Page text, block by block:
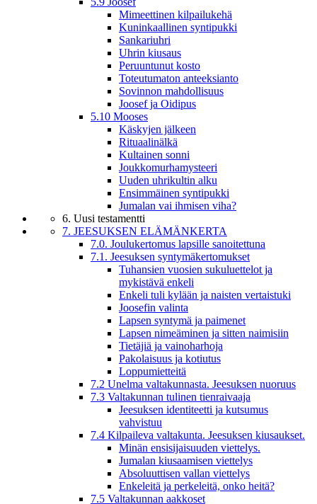
Mimeettinen kilpailukehä
Kuninkaallinen syntipukki
Sankariuhri
Uhrin kiusaus
Peruuntunut kosto
Toteutumaton anteeksianto
Sovinnon mahdollisuus
Joosef ja Oidipus
5.10 Mooses
Käskyjen jälkeen
Rituaalinälkä
Kultainen sonni
Joukkomurhamysteeri
Uuden uhrikultin alku
Ensimmäinen syntipukki
Jumalan vai ihmisen viha?
6. Uusi testamentti
7. JEESUKSEN ELÄMÄNKERTA
7.0. Joulukertomus lapsille sanoitettuna
7.1. Jeesuksen syntymäkertomukset
Tuhansien vuosien sukuluettelot ja
mykistävä enkeli
Enkeli tuli kylään ja naisten vertaistuki
Joosefin valinta
Lapsen syntymä ja paimenet
Lapsen nimeäminen ja sitten naimisiin
Tietäjiä ja vainoharhoja
Pakolaisuus ja kotiutus
Loppumietteitä
7.2 Unelma valtakunnasta. Jeesuksen nuoruus
7.3 Valtakunnan tulinen tienraivaaja
Jeesuksen identiteetti ja kutsumus
vahvistuu
7.4 Kilpaileva valtakunta. Jeesuksen kiusaukset.
Minän ensisijaisuuden viettelys.
Jumalan kiusaamisen viettelys
Absoluuttisen vallan viettelys
Enkeleitä ja perkeleitä, onko heitä?
7.5 Valtakunnan aakkoset